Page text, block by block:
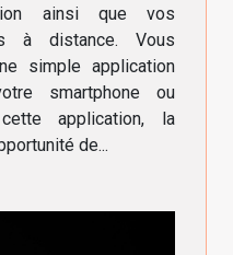
ainsi que vos
à distance. Vous
simple application
smartphone ou
application, la
de...